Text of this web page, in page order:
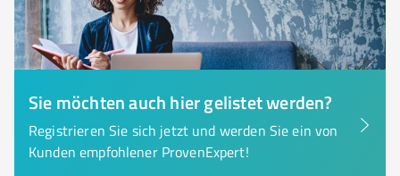
Sie möchten auch hier gelistet werden?
Registrieren Sie sich jetzt und werden Sie ein von
Kunden empfohlener ProvenExpert!